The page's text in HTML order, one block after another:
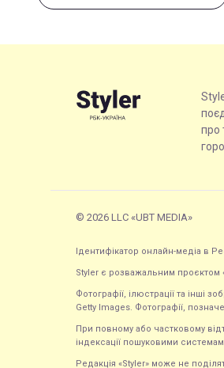
про
© 2026 LLC «UBT MEDIA»
Ідентифікатор онлайн-медіа в
Styler є розважальним проєктом
Фотографії, ілюстрації та інші
Getty Images. Фотографії,
При повному або частковому
індексації пошуковими
Редакція «Styler» може не